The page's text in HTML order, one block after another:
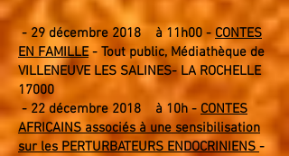
- 29 décembre 2018 à 11h00 - CONTES
EN FAMILLE- Toutpublic, Médiathèque de
VILLENEUVE LES SALINES- LA ROCHELLE
17000
- 22 décembre 2018 à 10h - CONTES
AFRICAINS associés à une sensibilisation
sur les PERTURBATEURS ENDOCRINIENS -